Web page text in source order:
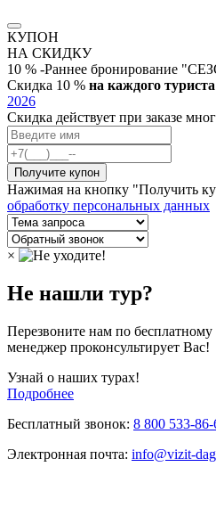
КУПОН
НА СКИДКУ
10 % -Раннее бронирование
Скидка 10 % на каждого туриста
2026
Скидка действует при заказе
Нажимая на кнопку "Получить
обработку персональных данных
×
Не нашли тур?
Перезвоните нам по
менеджер проконсультирует Вас!
Узнай о наших турах!
Подробнее
Бесплатный звонок: 8 800 533-86-
Электронная почта: info@vizit-